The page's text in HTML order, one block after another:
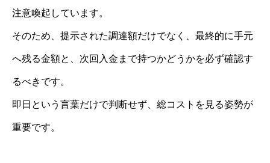
注意喚起しています。
そのため、提示された調達額だけでなく、最終的に手元
へ残る金額と、次回入金まで持つかどうかを必ず確認す
るべきです。
即日という言葉だけで判断せず、総コストを見る姿勢が
重要です。